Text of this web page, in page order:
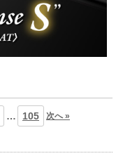
… 105 次へ »